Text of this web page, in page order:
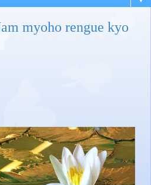
myoho rengue kyo